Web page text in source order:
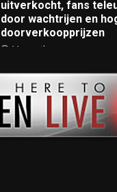
uitverkocht, fans
door wachtrijen en
doorverkoopprijzen
11 months ago